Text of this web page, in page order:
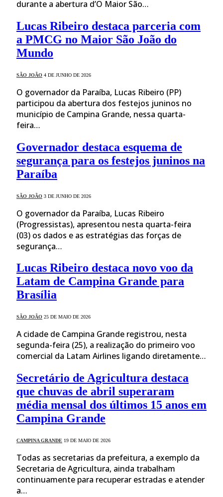
durante a abertura d’O Maior São…
Lucas Ribeiro destaca parceria com
a PMCG no Maior São João do
Mundo
SÃO JOÃO 4 DE JUNHO DE 2026
O governador da Paraíba, Lucas Ribeiro (PP)
participou da abertura dos festejos juninos no
município de Campina Grande, nessa quarta-
feira…
Governador destaca esquema de
segurança para os festejos juninos na
Paraíba
SÃO JOÃO 3 DE JUNHO DE 2026
O governador da Paraíba, Lucas Ribeiro
(Progressistas), apresentou nesta quarta-feira
(03) os dados e as estratégias das forças de
segurança…
Lucas Ribeiro destaca novo voo da
Latam de Campina Grande para
Brasília
SÃO JOÃO 25 DE MAIO DE 2026
A cidade de Campina Grande registrou, nesta
segunda-feira (25), a realização do primeiro voo
comercial da Latam Airlines ligando diretamente…
Secretário de Agricultura destaca
que chuvas de abril superaram
média mensal dos últimos 15 anos em
Campina Grande
CAMPINA GRANDE 19 DE MAIO DE 2026
Todas as secretarias da prefeitura, a exemplo da
Secretaria de Agricultura, ainda trabalham
continuamente para recuperar estradas e atender
a…